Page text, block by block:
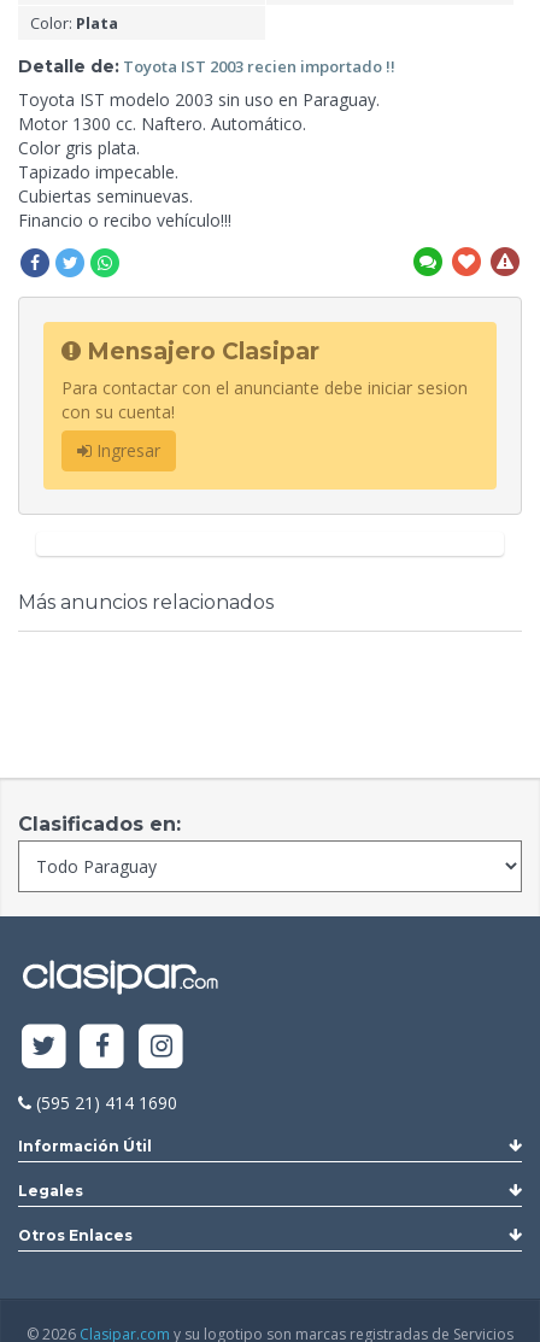
Color: Plata
Detalle de: Toyota IST 2003 recien importado !!
Toyota IST modelo 2003 sin uso en Paraguay.
Motor 1300 cc. Naftero. Automático.
Color gris plata.
Tapizado impecable.
Cubiertas seminuevas.
Financio o recibo vehículo!!!
Mensajero Clasipar
Para contactar con el anunciante debe iniciar sesion
con su cuenta!
Ingresar
Más anuncios relacionados
Clasificados en:
(595 21) 414 1690
Información Útil
Legales
Otros Enlaces
© 2026 Clasipar.com y su logotipo son marcas registradas de Servicios